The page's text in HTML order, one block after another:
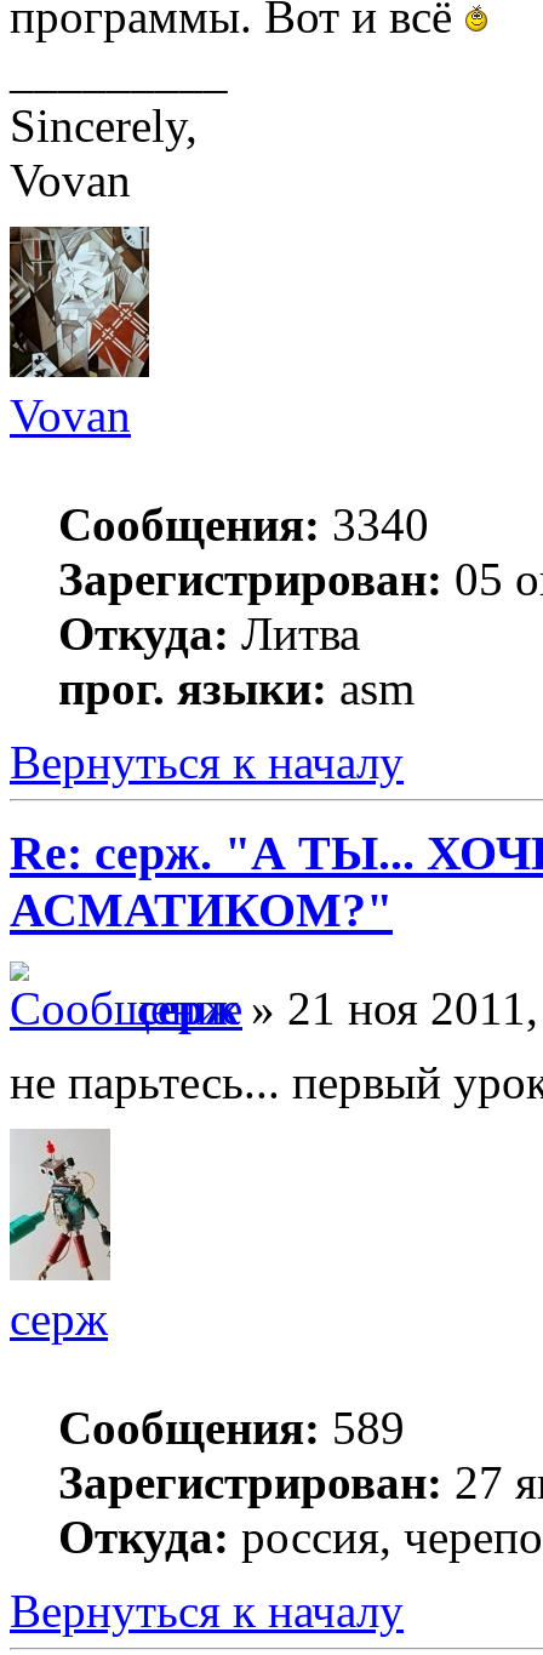
программы. Вот и всё
Sincerely,
Vovan
Vovan
Сообщения: 3340
Зарегистрирован: 05
Откуда: Литва
прог. языки: asm
Вернуться к началу
Re: серж. "А ТЫ...
АСМАТИКОМ?"
серж» 21 ноя
не парьтесь... первый
серж
Сообщения: 589
Зарегистрирован: 27
Откуда: россия,
Вернуться к началу